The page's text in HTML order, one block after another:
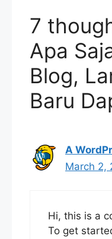
7
Apa
Blog,
Baru
A
March 2,
Hi, this is a
To get